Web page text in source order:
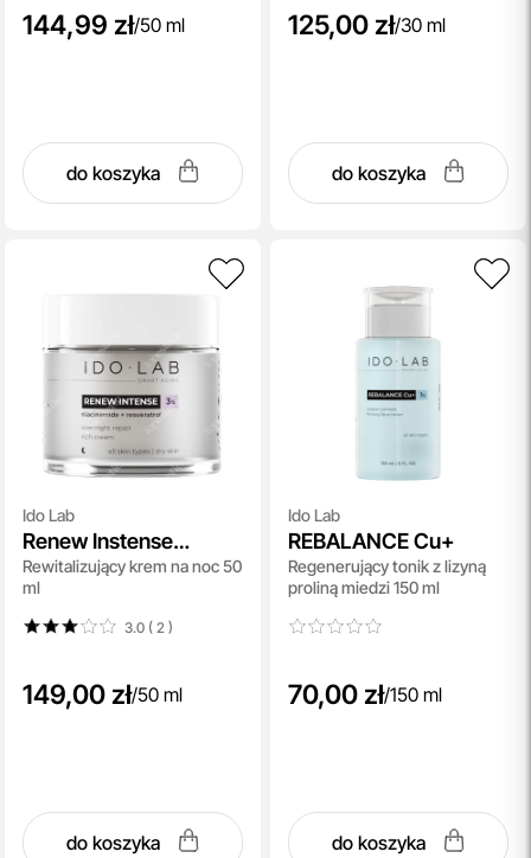
144,99 zł/50 ml
do koszyka
125,00 zł/30 ml
do koszyka
Ido Lab
Renew Instense
Overnight Repair Rich
Cream
Rewitalizujący krem na noc 50
ml
3.0 ( 2 )
149,00 zł/50 ml
do koszyka
Ido Lab
REBALANCE Cu+
Regenerujący tonik z lizyną
proliną miedzi 150 ml
70,00 zł/150 ml
do koszyka